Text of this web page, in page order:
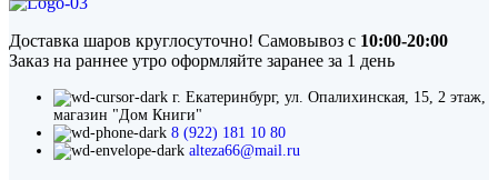
Доставка шаров круглосуточно! Самовывоз с 10:00-20:00
Заказ на раннее утро оформляйте заранее за 1 день
г. Екатеринбург, ул. Опалихинская, 15, 2 этаж,
магазин "Дом Книги"
8 (922) 181 10 80
alteza66@mail.ru